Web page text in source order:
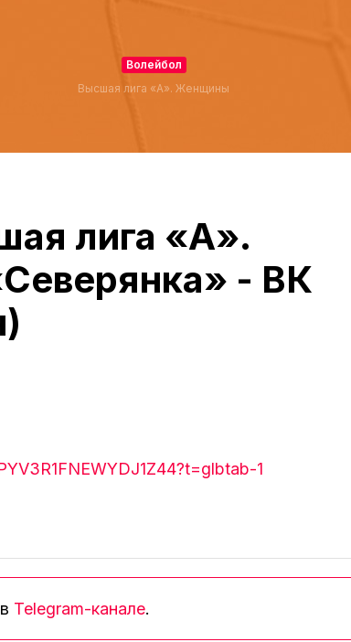
Волейбол
Высшая лига «А». Женщины
лига «А».
- ВК
1
Telegram-канале.